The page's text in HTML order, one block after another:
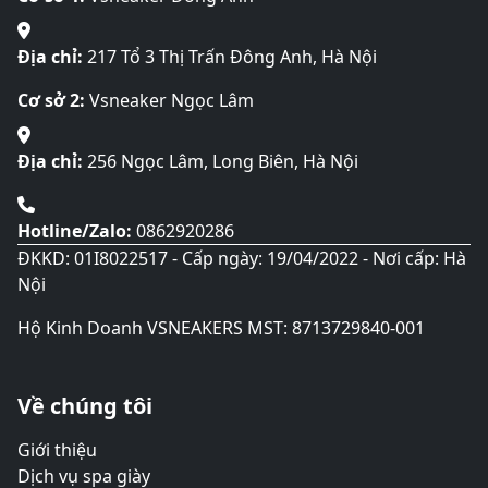
được
sản
Địa chỉ: 217 Tổ 3 Thị Trấn Đông Anh, Hà Nội
Cơ sở 2: Vsneaker Ngọc Lâm
Địa chỉ: 256 Ngọc Lâm, Long Biên, Hà Nội
Hotline/Zalo: 0862920286
ĐKKD: 01I8022517 - Cấp ngày: 19/04/2022 - Nơi cấp: Hà
Nội
Hộ Kinh Doanh VSNEAKERS MST: 8713729840-001
Về chúng tôi
Giới thiệu
Dịch vụ spa giày